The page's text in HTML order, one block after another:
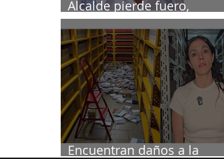
Alcalde pierde fuero,
investigado por muerte de
periodista
Encuentran daños a la